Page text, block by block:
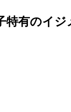
有のイジ